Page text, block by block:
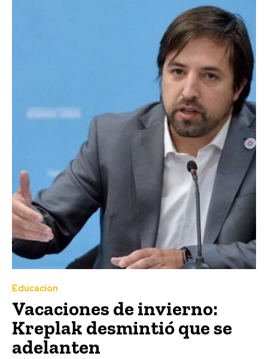
Educacion
Vacaciones de invierno:
Kreplak desmintió que se
adelanten